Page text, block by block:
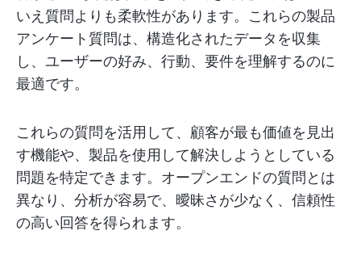
いえ質問よりも柔軟性があります。これらの製品
アンケート質問は、構造化されたデータを収集
し、ユーザーの好み、行動、要件を理解するのに
最適です。
これらの質問を活用して、顧客が最も価値を見出
す機能や、製品を使用して解決しようとしている
問題を特定できます。オープンエンドの質問とは
異なり、分析が容易で、曖昧さが少なく、信頼性
の高い回答を得られます。